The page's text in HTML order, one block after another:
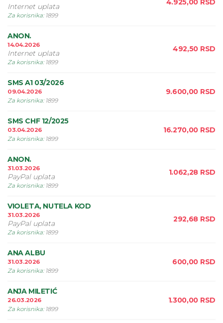
Internet uplata
Za korisnika: 1899
4.925,00 RSD
ANON.
14.04.2026
Internet uplata
Za korisnika: 1899
492,50 RSD
SMS A1 03/2026
09.04.2026
Za korisnika: 1899
9.600,00 RSD
SMS CHF 12/2025
03.04.2026
Za korisnika: 1899
16.270,00 RSD
ANON.
31.03.2026
PayPal uplata
Za korisnika: 1899
1.062,28 RSD
VIOLETA, NUTELA KOD
31.03.2026
PayPal uplata
Za korisnika: 1899
292,68 RSD
ANA ALBU
31.03.2026
Za korisnika: 1899
600,00 RSD
ANJA MILETIĆ
26.03.2026
Za korisnika: 1899
1.300,00 RSD